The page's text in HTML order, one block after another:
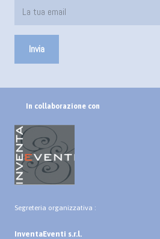
In collaborazione con
Segreteria organizzativa :
InventaEventi s.r.l.